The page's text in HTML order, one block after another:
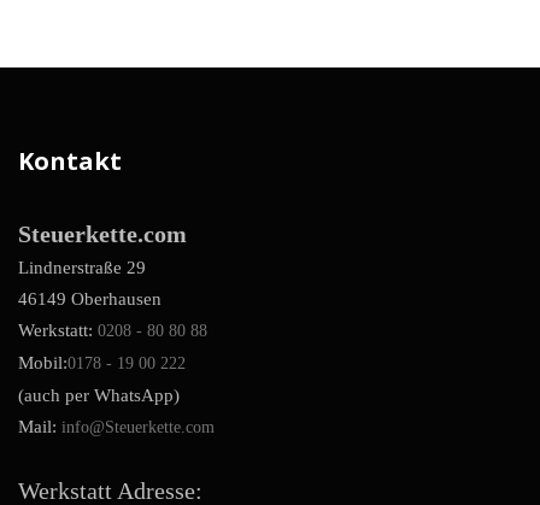
Kontakt
Steuerkette.com
Lindnerstraße 29
46149 Oberhausen
Werkstatt: 0208 - 80 80 88
Mobil:0178 - 19 00 222
(auch per WhatsApp)
Mail: info@Steuerkette.com
Werkstatt Adresse: